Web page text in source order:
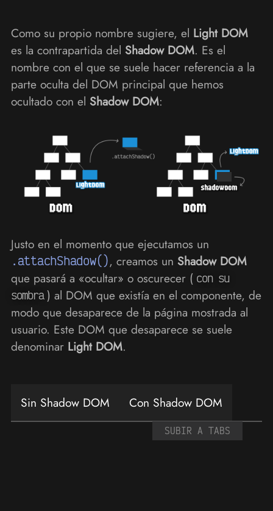
Como su propio nombre sugiere, el Light DOM
es la contrapartida del Shadow DOM. Es el
nombre con el que se suele hacer referencia a la
parte oculta del DOM principal que hemos
ocultado con el Shadow DOM:
Justo en el momento que ejecutamos un
.attachShadow(), creamos unShadow DOM
que pasará a «ocultar» o oscurecer ( con su
sombra ) al DOM que existía en el componente, de
modo que desaparece de la página mostrada al
usuario. Este DOM que desaparece se suele
denominar Light DOM.
Sin Shadow DOM Con Shadow DOM
SUBIR A TABS